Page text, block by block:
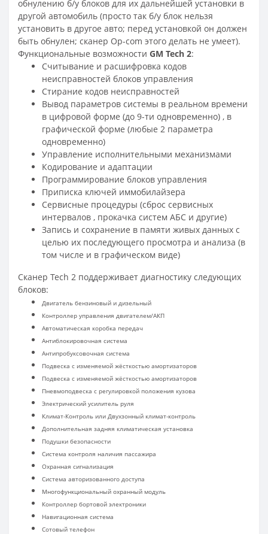
обнулению б/у блоков для их дальнейшей установки в
другой автомобиль (просто так б/у блок нельзя
установить в другое авто; перед установкой он должен
быть обнулен; сканер Op-com этого делать не умеет).
Функциональные возможности GM Tech 2:
Считывание и расшифровка кодов
неисправностей блоков управления
Стирание кодов неисправностей
Вывод параметров системы в реальном времени
в цифровой форме (до 9-ти одновременно) , в
графической форме (любые 2 параметра
одновременно)
Управление исполнительными механизмами
Кодирование и адаптации
Программирование блоков управления
Приписка ключей иммобилайзера
Сервисные процедуры (сброс сервисных
интервалов , прокачка систем АБС и другие)
Запись и сохранение в памяти живых данных с
целью их последующего просмотра и анализа (в
том числе и в графическом виде)
Сканер Tech 2 поддерживает диагностику следующих
блоков:
Двигатель бензиновый и дизельный
Контроллер управления двигателем/АКП
Автоматическая коробка передач
Антиблокировочная система
Антипробуксовочная система
Подвеска с изменяемой жёсткостью амортизаторов
Подвеска с изменяемой жёсткостью амортизаторов
Пневмоподвеска с регулировкой положения кузова
Электрический усилитель руля
Климат-Контроль или Двухзонный климат-контроль
Дополнительная задняя климатическая установка
Подушки безопасности
Система контроля наличия пассажира
Охранная сигнализация
Система авторизованного доступа
Многофункциональный охранный модуль
Контроллер бортовой электроники
Навигационная система
Сотовый телефон